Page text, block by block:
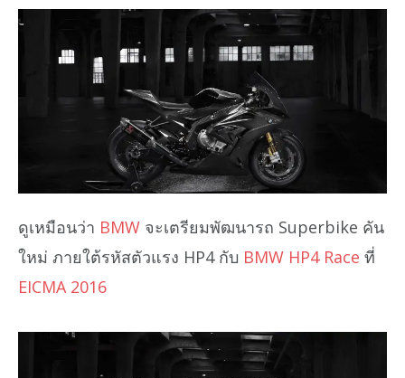
ดูเหมือนว่า BMW จะเตรียมพัฒนารถ Superbike คัน
ใหม่ ภายใต้รหัสตัวแรง HP4 กับ BMW HP4 Race ที่
EICMA 2016